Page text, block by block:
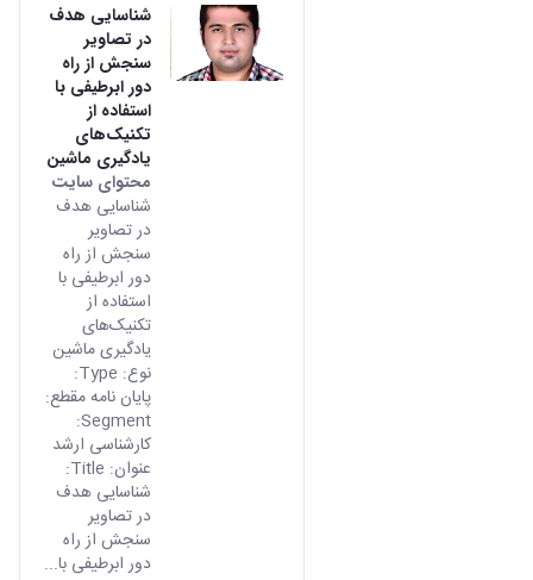
شناسایی هدف
در تصاویر
سنجش از راه
دور ابرطیفی با
استفاده از
تکنیک‌های
یادگیری ماشین
محتوای سایت
شناسایی هدف
در تصاویر
سنجش از راه
دور ابرطیفی با
استفاده از
تکنیک‌های
یادگیری ماشین
نوع: Type:
پایان نامه مقطع:
Segment:
کارشناسی ارشد
عنوان: Title:
شناسایی هدف
در تصاویر
سنجش از راه
دور ابرطیفی با...